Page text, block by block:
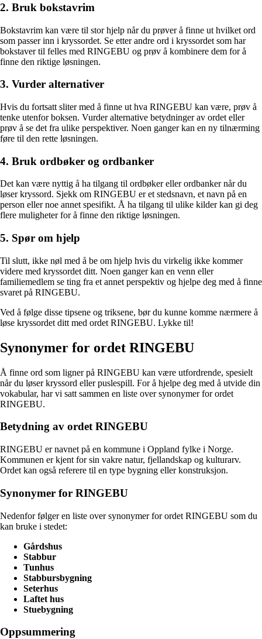
2. Bruk bokstavrim
Bokstavrim kan være til stor hjelp når du prøver å finne ut hvilket ord
som passer inn i kryssordet. Se etter andre ord i kryssordet som har
bokstaver til felles med RINGEBU og prøv å kombinere dem for å
finne den riktige løsningen.
3. Vurder alternativer
Hvis du fortsatt sliter med å finne ut hva RINGEBU kan være, prøv å
tenke utenfor boksen. Vurder alternative betydninger av ordet eller
prøv å se det fra ulike perspektiver. Noen ganger kan en ny tilnærming
føre til den rette løsningen.
4. Bruk ordbøker og ordbanker
Det kan være nyttig å ha tilgang til ordbøker eller ordbanker når du
løser kryssord. Sjekk om RINGEBU er et stedsnavn, et navn på en
person eller noe annet spesifikt. Å ha tilgang til ulike kilder kan gi deg
flere muligheter for å finne den riktige løsningen.
5. Spør om hjelp
Til slutt, ikke nøl med å be om hjelp hvis du virkelig ikke kommer
videre med kryssordet ditt. Noen ganger kan en venn eller
familiemedlem se ting fra et annet perspektiv og hjelpe deg med å finne
svaret på RINGEBU.
Ved å følge disse tipsene og triksene, bør du kunne komme nærmere å
løse kryssordet ditt med ordet RINGEBU. Lykke til!
Synonymer for ordet RINGEBU
Å finne ord som ligner på RINGEBU kan være utfordrende, spesielt
når du løser kryssord eller puslespill. For å hjelpe deg med å utvide din
vokabular, har vi satt sammen en liste over synonymer for ordet
RINGEBU.
Betydning av ordet RINGEBU
RINGEBU er navnet på en kommune i Oppland fylke i Norge.
Kommunen er kjent for sin vakre natur, fjellandskap og kulturarv.
Ordet kan også referere til en type bygning eller konstruksjon.
Synonymer for RINGEBU
Nedenfor følger en liste over synonymer for ordet RINGEBU som du
kan bruke i stedet:
Gårdshus
Stabbur
Tunhus
Stabbursbygning
Seterhus
Laftet hus
Stuebygning
Oppsummering